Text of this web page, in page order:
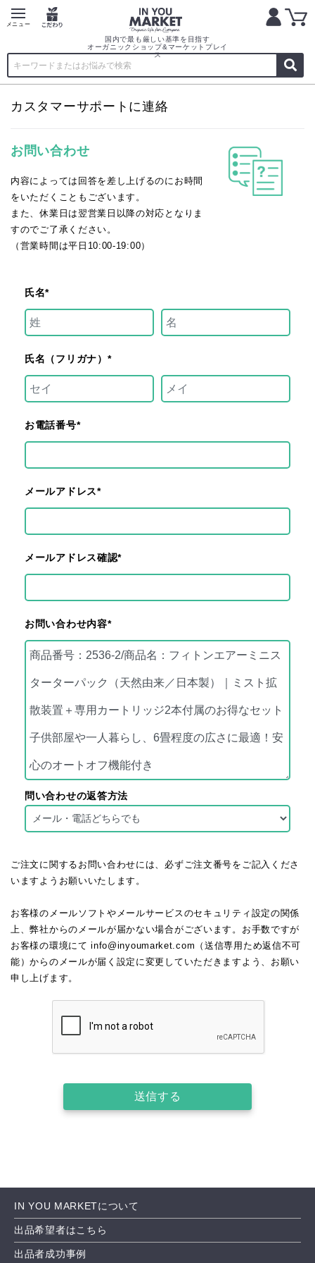
国内で最も厳しい基準を目指す
オーガニックショップ&マーケットプレイ
ス
カスタマーサポートに連絡
お問い合わせ
内容によっては回答を差し上げるのにお時間
をいただくこともございます。
また、休業日は翌営業日以降の対応となりま
すのでご了承ください。
（営業時間は平日10:00-19:00）
氏名*
氏名（フリガナ）*
お電話番号*
メールアドレス*
メールアドレス確認*
お問い合わせ内容*
問い合わせの返答方法
ご注文に関するお問い合わせには、必ずご注文番号をご記入くださ
いますようお願いいたします。
お客様のメールソフトやメールサービスのセキュリティ設定の関係
上、弊社からのメールが届かない場合がございます。お手数ですが
お客様の環境にて info@inyoumarket.com（送信専用ため返信不可
能）からのメールが届く設定に変更していただきますよう、お願い
申し上げます。
送信する
IN YOU MARKETについて
出品希望者はこちら
出品者成功事例